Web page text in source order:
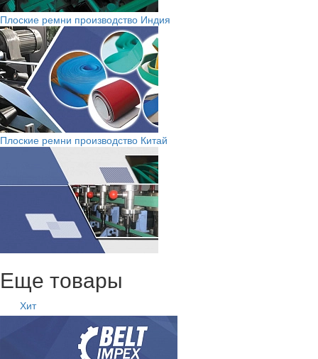
Плоские ремни производство Индия
Плоские ремни производство Китай
Еще товары
Хит